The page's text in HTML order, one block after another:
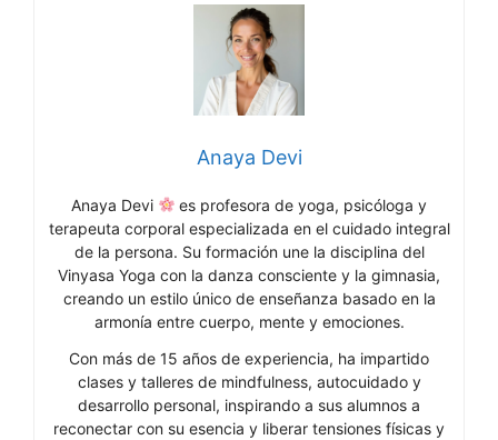
Anaya Devi
Anaya Devi
es profesora de yoga, psicóloga y
terapeuta corporal especializada en el cuidado integral
de la persona. Su formación une la disciplina del
Vinyasa Yoga con la danza consciente y la gimnasia,
creando un estilo único de enseñanza basado en la
armonía entre cuerpo, mente y emociones.
Con más de 15 años de experiencia, ha impartido
clases y talleres de mindfulness, autocuidado y
desarrollo personal, inspirando a sus alumnos a
reconectar con su esencia y liberar tensiones físicas y